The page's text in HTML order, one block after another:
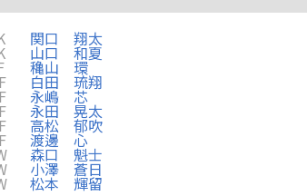
関口 翔太
山口 和夏
穐山 環
白田 琉翔
永嶋 芯
永田 晃太
高松 郁吹
渡邊 心
森口 魁士
小澤 蒼日
松本 輝留